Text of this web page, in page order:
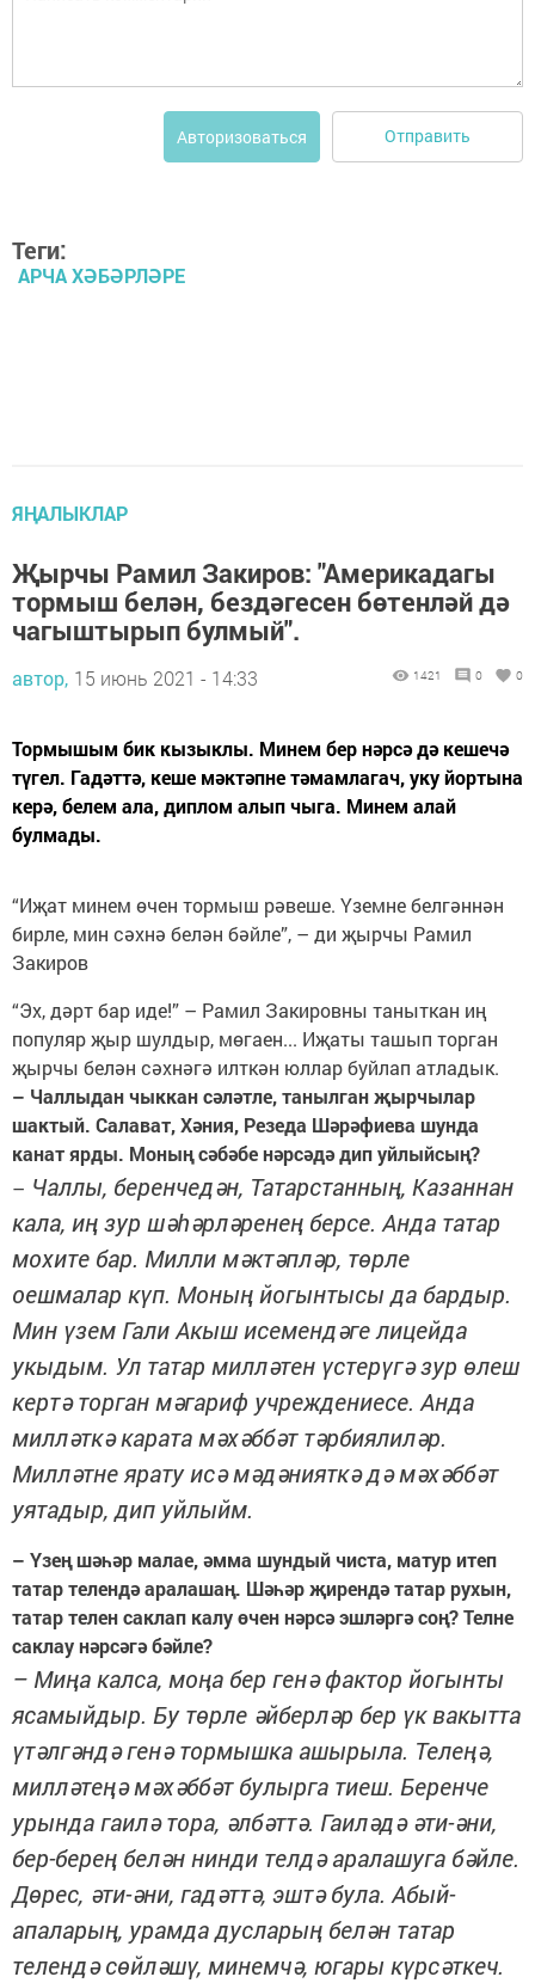
Авторизоваться Отправить
Теги:
АРЧА ХӘБӘРЛӘРЕ
ЯҢАЛЫКЛАР
Җырчы Рамил Закиров: "Америкадагы
тормыш белән, бездәгесен бөтенләй дә
чагыштырып булмый".
автор, 15 июнь 2021 - 14:33 1421 0 0
Тормышым бик кызыклы. Минем бер нәрсә дә кешечә
түгел. Гадәттә, кеше мәктәпне тәмамлагач, уку йортына
керә, белем ала, диплом алып чыга. Минем алай
булмады.
“Иҗат минем өчен тормыш рәвеше. Үземне белгәннән
бирле, мин сәхнә белән бәйле”, – ди җырчы Рамил
Закиров
“Эх, дәрт бар иде!” – Рамил Закировны таныткан иң
популяр җыр шулдыр, мөгаен... Иҗаты ташып торган
җырчы белән сәхнәгә илткән юллар буйлап атладык.
– Чаллыдан чыккан сәләтле, танылган җырчылар
шактый. Салават, Хәния, Резеда Шәрәфиева шунда
канат ярды. Моның сәбәбе нәрсәдә дип уйлыйсың?
– Чаллы, беренчедән, Татарстанның, Казаннан
кала, иң зур шәһәрләренең берсе. Анда татар
мохите бар. Милли мәктәпләр, төрле
оешмалар күп. Моның йогынтысы да бардыр.
Мин үзем Гали Акыш исемендәге лицейда
укыдым. Ул татар милләтен үстерүгә зур өлеш
кертә торган мәгариф учреждениесе. Анда
милләткә карата мәхәббәт тәрбиялиләр.
Милләтне ярату исә мәдәнияткә дә мәхәббәт
уятадыр, дип уйлыйм.
– Үзең шәһәр малае, әмма шундый чиста, матур итеп
татар телендә аралашаң. Шәһәр җирендә татар рухын,
татар телен саклап калу өчен нәрсә эшләргә соң? Телне
саклау нәрсәгә бәйле?
– Миңа калса, моңа бер генә фактор йогынты
ясамыйдыр. Бу төрле әйберләр бер үк вакытта
үтәлгәндә генә тормышка ашырыла. Телеңә,
милләтеңә мәхәббәт булырга тиеш. Беренче
урында гаилә тора, әлбәттә. Гаиләдә әти-әни,
бер-берең белән нинди телдә аралашуга бәйле.
Дөрес, әти-әни, гадәттә, эштә була. Абый-
апаларың, урамда дусларың белән татар
телендә сөйләшү, минемчә, югары күрсәткеч.